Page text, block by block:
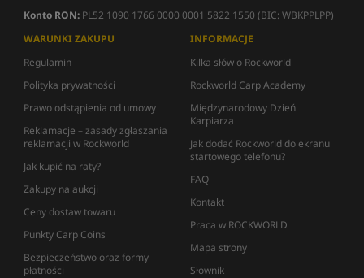
Konto RON: PL52 1090 1766 0000 0001 5822 1550 (BIC: WBKPPLPP)
WARUNKI ZAKUPU
Regulamin
Polityka prywatności
Prawo odstąpienia od umowy
Reklamacje – zasady zgłaszania
reklamacji w Rockworld
Jak kupić na raty?
Zakupy na aukcji
Ceny dostaw towaru
Punkty Carp Coins
Bezpieczeństwo oraz formy
płatności
INFORMACJE
Kilka słów o Rockworld
Rockworld Carp Academy
Międzynarodowy Dzień
Karpiarza
Jak dodać Rockworld do ekranu
startowego telefonu?
FAQ
Kontakt
Praca w ROCKWORLD
Mapa strony
Słownik